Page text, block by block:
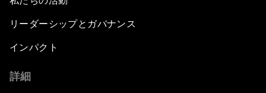
リーダーシップとガバナンス
インパクト
詳細